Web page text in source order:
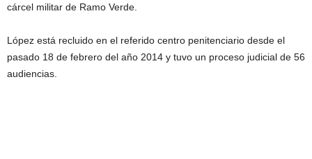
cárcel militar de Ramo Verde.
López está recluido en el referido centro penitenciario desde el
pasado 18 de febrero del año 2014 y tuvo un proceso judicial de 56
audiencias.